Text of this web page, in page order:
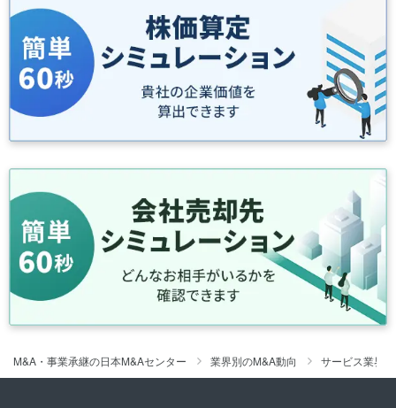
M&A・事業承継の日本M&Aセンター 業界別のM&A動向 サービス業界